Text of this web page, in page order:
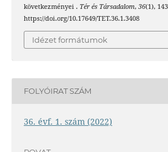
következményei . Tér és Társadalom, 36(1),
https://doi.org/10.17649/TET.36.1.3408
Idézet formátumok
FOLYÓIRAT SZÁM
36. évf. 1. szám (2022)